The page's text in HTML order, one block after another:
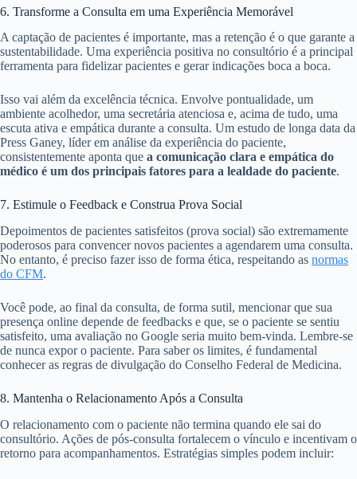
6. Transforme a Consulta em uma Experiência Memorável
A captação de pacientes é importante, mas a retenção é o que garante a
sustentabilidade. Uma experiência positiva no consultório é a principal
ferramenta para fidelizar pacientes e gerar indicações boca a boca.
Isso vai além da excelência técnica. Envolve pontualidade, um
ambiente acolhedor, uma secretária atenciosa e, acima de tudo, uma
escuta ativa e empática durante a consulta. Um estudo de longa data da
Press Ganey, líder em análise da experiência do paciente,
consistentemente aponta que a comunicação clara e empática do
médico é um dos principais fatores para a lealdade do paciente.
7. Estimule o Feedback e Construa Prova Social
Depoimentos de pacientes satisfeitos (prova social) são extremamente
poderosos para convencer novos pacientes a agendarem uma consulta.
No entanto, é preciso fazer isso de forma ética, respeitando as normas
do CFM.
Você pode, ao final da consulta, de forma sutil, mencionar que sua
presença online depende de feedbacks e que, se o paciente se sentiu
satisfeito, uma avaliação no Google seria muito bem-vinda. Lembre-se
de nunca expor o paciente. Para saber os limites, é fundamental
conhecer as regras de divulgação do Conselho Federal de Medicina.
8. Mantenha o Relacionamento Após a Consulta
O relacionamento com o paciente não termina quando ele sai do
consultório. Ações de pós-consulta fortalecem o vínculo e incentivam o
retorno para acompanhamentos. Estratégias simples podem incluir: